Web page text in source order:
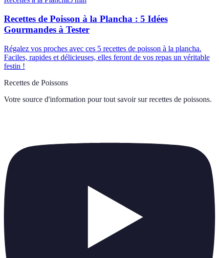
Recettes de Poisson à la Plancha : 5 Idées
Gourmandes à Tester
Régalez vos proches avec ces 5 recettes de poisson à la plancha.
Faciles, rapides et délicieuses, elles feront de vos repas un véritable
festin !
Recettes de Poissons
Votre source d'information pour tout savoir sur recettes de poissons.